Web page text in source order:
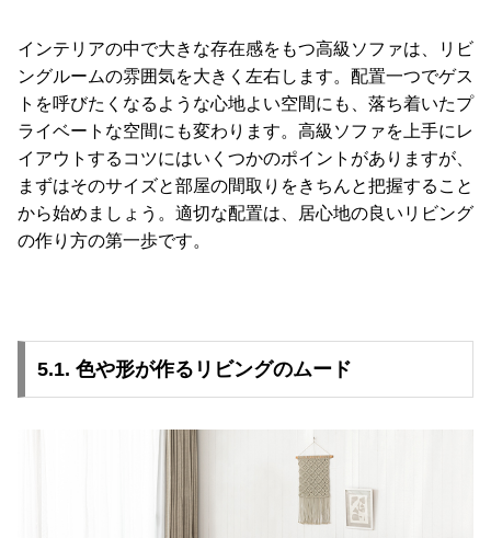
インテリアの中で大きな存在感をもつ高級ソファは、リビ
ングルームの雰囲気を大きく左右します。配置一つでゲス
トを呼びたくなるような心地よい空間にも、落ち着いたプ
ライベートな空間にも変わります。高級ソファを上手にレ
イアウトするコツにはいくつかのポイントがありますが、
まずはそのサイズと部屋の間取りをきちんと把握すること
から始めましょう。適切な配置は、居心地の良いリビング
の作り方の第一歩です。
5.1. 色や形が作るリビングのムード